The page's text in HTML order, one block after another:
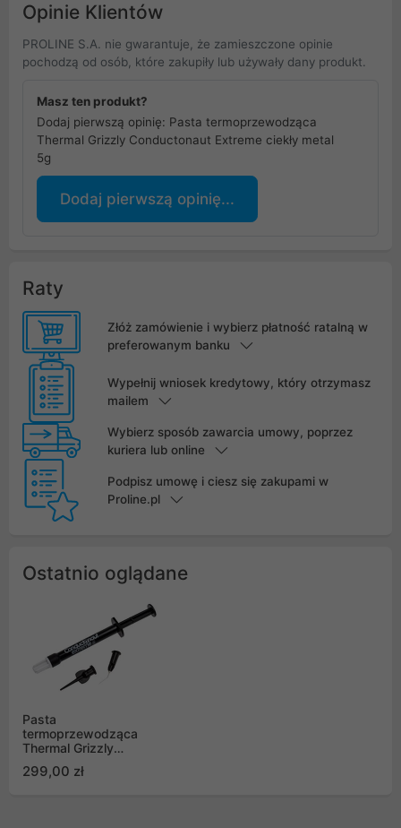
Opinie Klientów
PROLINE S.A. nie gwarantuje, że zamieszczone opinie
pochodzą od osób, które zakupiły lub używały dany produkt.
Masz ten produkt?
Dodaj pierwszą opinię: Pasta termoprzewodząca
Thermal Grizzly Conductonaut Extreme ciekły metal
5g
Dodaj pierwszą opinię...
Raty
Złóż zamówienie i wybierz płatność ratalną w
preferowanym banku
Wypełnij wniosek kredytowy, który otrzymasz
mailem
Wybierz sposób zawarcia umowy, poprzez
kuriera lub online
Podpisz umowę i ciesz się zakupami w
Proline.pl
Ostatnio oglądane
Pasta
termoprzewodząca
Thermal Grizzly
ciekły metal 5g
299,00 zł